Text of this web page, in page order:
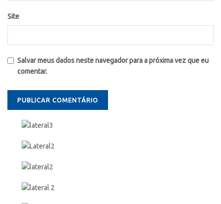
Site
Salvar meus dados neste navegador para a próxima vez que eu
comentar.